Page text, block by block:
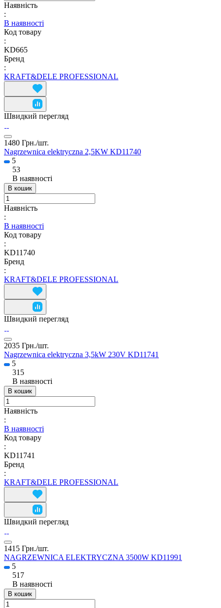
Наявність
:
В наявності
Код товару
:
KD665
Бренд
:
KRAFT&DELE PROFESSIONAL
Швидкий перегляд
1480 Грн./шт.
Nagrzewnica elektryczna 2,5KW KD11740
5
53
В наявності
В кошик
Наявність
:
В наявності
Код товару
:
KD11740
Бренд
:
KRAFT&DELE PROFESSIONAL
Швидкий перегляд
2035 Грн./шт.
Nagrzewnica elektryczna 3,5kW 230V KD11741
5
315
В наявності
В кошик
Наявність
:
В наявності
Код товару
:
KD11741
Бренд
:
KRAFT&DELE PROFESSIONAL
Швидкий перегляд
1415 Грн./шт.
NAGRZEWNICA ELEKTRYCZNA 3500W KD11991
5
517
В наявності
В кошик